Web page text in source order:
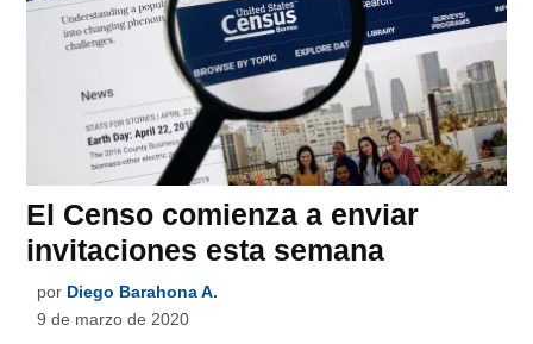
El Censo comienza a enviar
invitaciones esta semana
por Diego Barahona A.
9 de marzo de 2020